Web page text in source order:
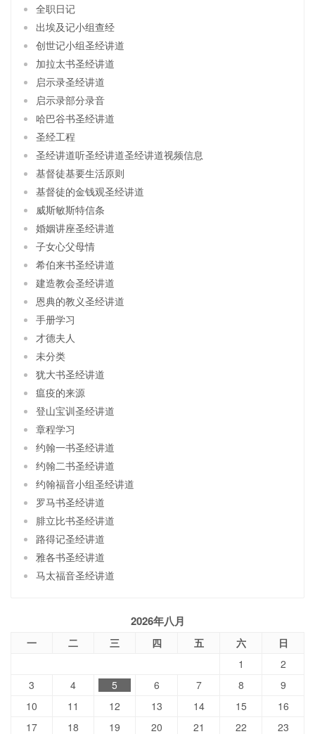
全职日记
出埃及记小组查经
创世记小组圣经讲道
加拉太书圣经讲道
启示录圣经讲道
启示录部分录音
哈巴谷书圣经讲道
圣经工程
圣经讲道听圣经讲道圣经讲道视频信息
基督徒基要生活原则
基督徒的金钱观圣经讲道
威斯敏斯特信条
婚姻讲座圣经讲道
子女心父母情
希伯来书圣经讲道
建造教会圣经讲道
恩典的教义圣经讲道
手册学习
才德夫人
未分类
犹大书圣经讲道
瘟疫的来源
登山宝训圣经讲道
章程学习
约翰一书圣经讲道
约翰二书圣经讲道
约翰福音小组圣经讲道
罗马书圣经讲道
腓立比书圣经讲道
路得记圣经讲道
雅各书圣经讲道
马太福音圣经讲道
2026年八月
一 二 三 四 五 六
日
1
2
3
4 5 6 7 8
9
10
11 12 13 14 15
16
17
18 19 20 21 22 23